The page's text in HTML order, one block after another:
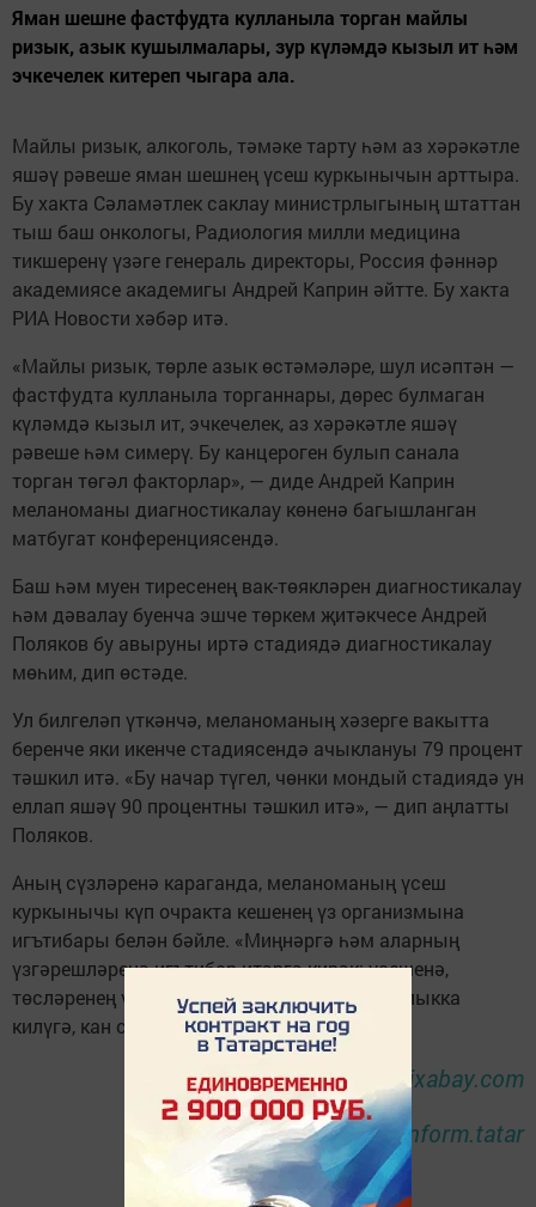
Яман шешне фастфудта кулланыла торган майлы
ризык, азык кушылмалары, зур күләмдә кызыл ит һәм
эчкечелек китереп чыгара ала.
Майлы ризык, алкоголь, тәмәке тарту һәм аз хәрәкәтле
яшәү рәвеше яман шешнең үсеш куркынычын арттыра.
Бу хакта Сәламәтлек саклау министрлыгының штаттан
тыш баш онкологы, Радиология милли медицина
тикшеренү үзәге генераль директоры, Россия фәннәр
академиясе академигы Андрей Каприн әйтте. Бу хакта
РИА Новости хәбәр итә.
«Майлы ризык, төрле азык өстәмәләре, шул исәптән —
фастфудта кулланыла торганнары, дөрес булмаган
күләмдә кызыл ит, эчкечелек, аз хәрәкәтле яшәү
рәвеше һәм симерү. Бу канцероген булып санала
торган төгәл факторлар», — диде Андрей Каприн
меланоманы диагностикалау көненә багышланган
матбугат конференциясендә.
Баш һәм муен тиресенең вак-төякләрен диагностикалау
һәм дәвалау буенча эшче төркем җитәкчесе Андрей
Поляков бу авыруны иртә стадиядә диагностикалау
мөһим, дип өстәде.
Ул билгеләп үткәнчә, меланоманың хәзерге вакытта
беренче яки икенче стадиясендә ачыклануы 79 процент
тәшкил итә. «Бу начар түгел, чөнки мондый стадиядә ун
еллап яшәү 90 процентны тәшкил итә», — дип аңлатты
Поляков.
Аның сүзләренә караганда, меланоманың үсеш
куркынычы күп очракта кешенең үз организмына
игътибары белән бәйле. «Миңнәргә һәм аларның
үзгәрешләренә игътибар итәргә кирәк: үсешенә,
төсләренең үзгәрүенә, тиредә яңалары барлыкка
килүгә, кан саркуына...», — дип сөйләде ул.
Фото:
pixabay.com
tatar-inform.tatar